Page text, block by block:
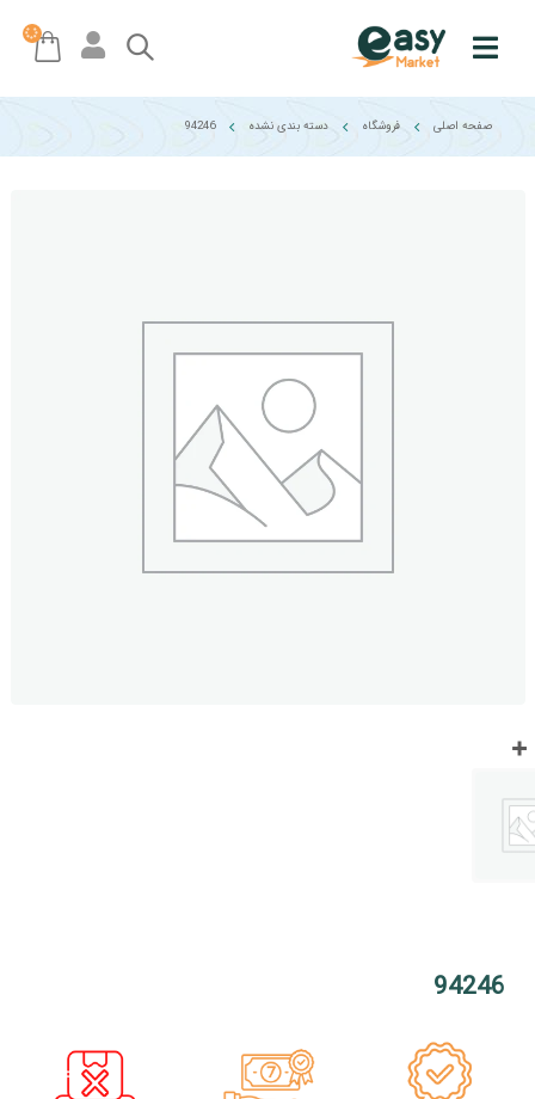
صفحه اصلی فروشگاه دسته بندی نشده 94246
94246